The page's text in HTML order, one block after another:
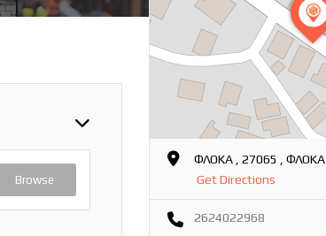
Browse
ΦΛΟΚΑ , 27065 , ΦΛΟΚΑ
Get Directions
2624022968